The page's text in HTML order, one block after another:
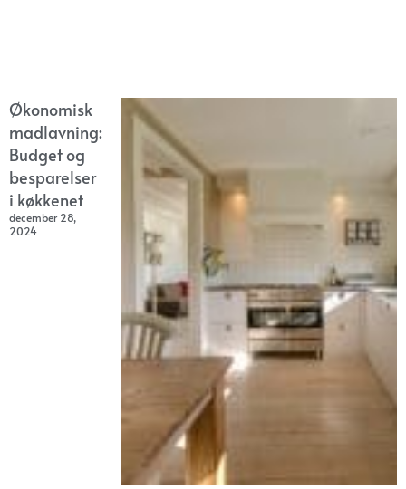
Økonomisk
madlavning:
Budget og
besparelser
i køkkenet
december 28,
2024